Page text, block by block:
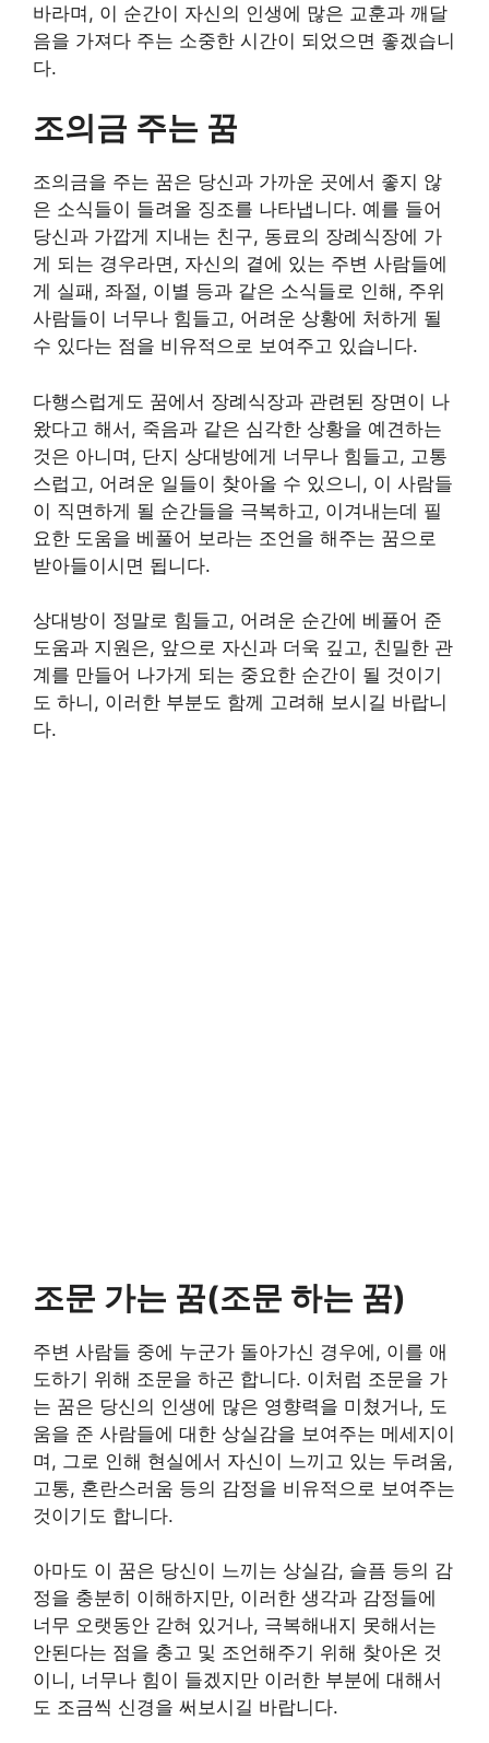
바라며, 이 순간이 자신의 인생에 많은 교훈과 깨달
음을 가져다 주는 소중한 시간이 되었으면 좋겠습니
다.
조의금 주는 꿈
조의금을 주는 꿈은 당신과 가까운 곳에서 좋지 않
은 소식들이 들려올 징조를 나타냅니다. 예를 들어
당신과 가깝게 지내는 친구, 동료의 장례식장에 가
게 되는 경우라면, 자신의 곁에 있는 주변 사람들에
게 실패, 좌절, 이별 등과 같은 소식들로 인해, 주위
사람들이 너무나 힘들고, 어려운 상황에 처하게 될
수 있다는 점을 비유적으로 보여주고 있습니다.
다행스럽게도 꿈에서 장례식장과 관련된 장면이 나
왔다고 해서, 죽음과 같은 심각한 상황을 예견하는
것은 아니며, 단지 상대방에게 너무나 힘들고, 고통
스럽고, 어려운 일들이 찾아올 수 있으니, 이 사람들
이 직면하게 될 순간들을 극복하고, 이겨내는데 필
요한 도움을 베풀어 보라는 조언을 해주는 꿈으로
받아들이시면 됩니다.
상대방이 정말로 힘들고, 어려운 순간에 베풀어 준
도움과 지원은, 앞으로 자신과 더욱 깊고, 친밀한 관
계를 만들어 나가게 되는 중요한 순간이 될 것이기
도 하니, 이러한 부분도 함께 고려해 보시길 바랍니
다.
조문 가는 꿈(조문 하는 꿈)
주변 사람들 중에 누군가 돌아가신 경우에, 이를 애
도하기 위해 조문을 하곤 합니다. 이처럼 조문을 가
는 꿈은 당신의 인생에 많은 영향력을 미쳤거나, 도
움을 준 사람들에 대한 상실감을 보여주는 메세지이
며, 그로 인해 현실에서 자신이 느끼고 있는 두려움,
고통, 혼란스러움 등의 감정을 비유적으로 보여주는
것이기도 합니다.
아마도 이 꿈은 당신이 느끼는 상실감, 슬픔 등의 감
정을 충분히 이해하지만, 이러한 생각과 감정들에
너무 오랫동안 갇혀 있거나, 극복해내지 못해서는
안된다는 점을 충고 및 조언해주기 위해 찾아온 것
이니, 너무나 힘이 들겠지만 이러한 부분에 대해서
도 조금씩 신경을 써보시길 바랍니다.